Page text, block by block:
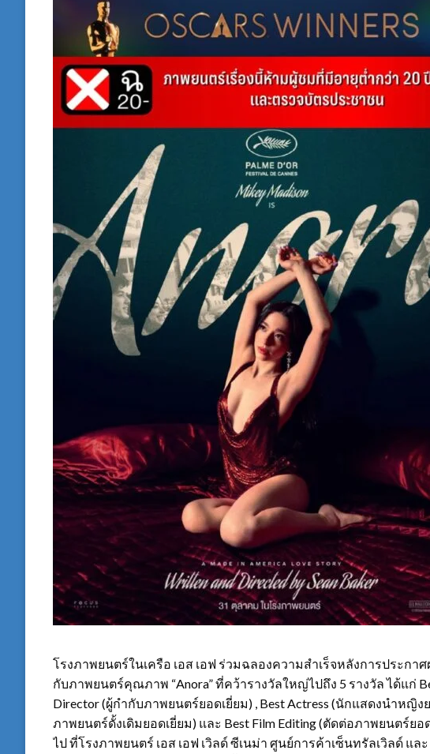
โรงภาพยนตร์ในเครือ เอส เอฟ ร่วมฉลองความสำเร็จหลังการประก
กับภาพยนตร์คุณภาพ “Anora” ที่คว้ารางวัลใหญ่ไปถึง 5 รางวัล ได้แก่
Director (ผู้กำกับภาพยนตร์ยอดเยี่ยม) , Best Actress (นักแสดงนำหญิงย
ภาพยนตร์ดั้งเดิมยอดเยี่ยม) และ Best Film Editing (ตัดต่อภาพยนตร์
ไป ที่โรงภาพยนตร์ เอส เอฟ เวิลด์ ซีเนม่า ศูนย์การค้าเซ็นทรัลเวิลด์ แล